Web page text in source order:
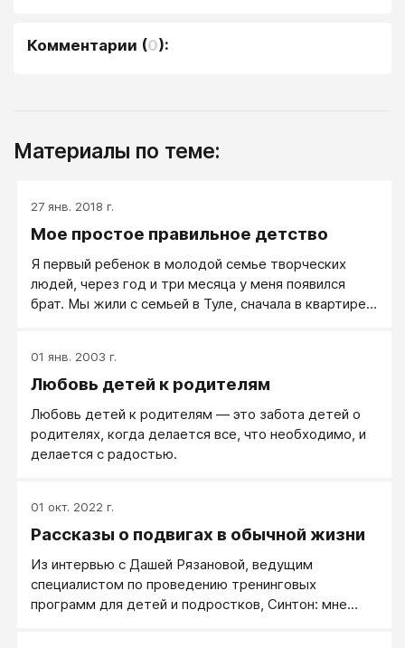
Комментарии (0):
Материалы по теме:
27 янв. 2018 г.
Мое простое правильное детство
Я первый ребенок в молодой семье творческих
людей, через год и три месяца у меня появился
брат. Мы жили с семьей в Туле, сначала в квартире,
юношество до момента, когда покинула
родительское гнездо. Мои родители имели
времени было их присутствие дома, что позволяло
им в перерывах в работе уделять достаточно
времени нашему с братом воспитанию.
01 янв. 2003 г.
Любовь детей к родителям
Любовь детей к родителям — это забота детей о
родителях, когда делается все, что необходимо, и
делается с радостью.
01 окт. 2022 г.
Рассказы о подвигах в обычной жизни
Из интервью с Дашей Рязановой, ведущим
специалистом по проведению тренинговых
программ для детей и подростков, Синтон: мне